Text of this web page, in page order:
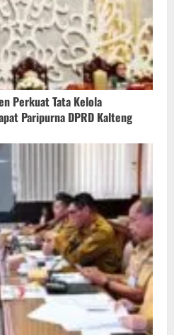
Perkuat Tata Kelola
Paripurna DPRD Kalteng